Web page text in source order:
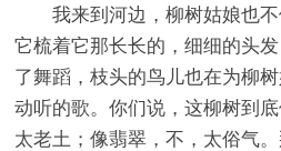
我来到河边，柳树姑娘也
它梳着它那长长的，细细的头
了舞蹈，枝头的鸟儿也在为柳
动听的歌。你们说，这柳树到
太老土；像翡翠，不，太俗气